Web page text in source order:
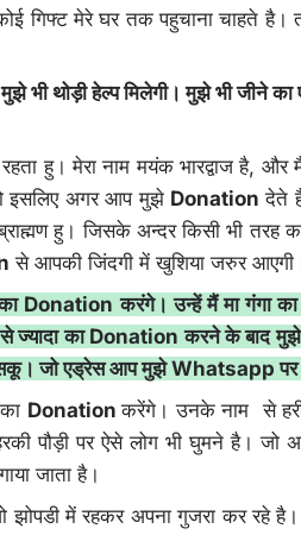
गिफ्ट मेरे घर तक पहुचाना चाहते है।
भी थोड़ी हेल्प मिलेगी। मुझे भी जीने का
हु। मेरा नाम मयंक भारद्वाज है, और
इसलिए अगर आप मुझे Donation देते
हु। जिसके अन्दर किसी भी तरह
से आपकी जिंदगी में खुशिया जरुर
Donation करंगे। उन्हें मैं मा गंगा का
का Donation करने के बाद
सकू। जो एड्रेस आप मुझे Whatsapp
Donationकरेंगे। उनके नाम से
पौड़ी पर ऐसे लोग भी घुमने है। जो
जाता है।
झोपडी में रहकर अपना गुजरा कर रहे